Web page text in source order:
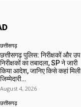
छत्तीसगढ़
छत्तीसगढ़ पुलिस: निरीक्षकों और उप
निरीक्षकों का तबादला, SP ने जारी
किया आदेश, जानिए किसे कहां मिली
जिम्मेदारी…
August 4, 2026
छत्तीसगढ़